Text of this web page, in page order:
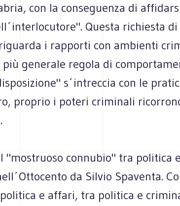
con la conseguenza di
Questa richiesta
i rapporti con ambienti
più generale regola di
s´intreccia con le
proprio i poteri criminali
"mostruoso connubio" tra politica
da Silvio Spaventa.
e affari, tra politica e